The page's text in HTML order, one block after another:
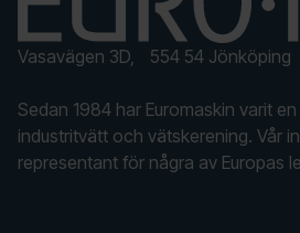
Vasavägen 3D, 554 54 Jönköping
Sedan 1984 har Euromaskin varit
industritvätt och vätskerening. Vår
representant för några av Europas